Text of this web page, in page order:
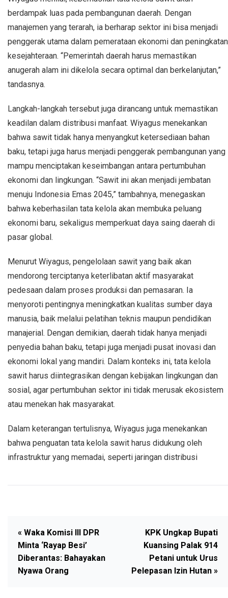
berdampak luas pada pembangunan daerah. Dengan
manajemen yang terarah, ia berharap sektor ini bisa menjadi
penggerak utama dalam pemerataan ekonomi dan peningkatan
kesejahteraan. “Pemerintah daerah harus memastikan
anugerah alam ini dikelola secara optimal dan berkelanjutan,”
tandasnya.
Langkah-langkah tersebut juga dirancang untuk memastikan
keadilan dalam distribusi manfaat. Wiyagus menekankan
bahwa sawit tidak hanya menyangkut ketersediaan bahan
baku, tetapi juga harus menjadi penggerak pembangunan yang
mampu menciptakan keseimbangan antara pertumbuhan
ekonomi dan lingkungan. “Sawit ini akan menjadi jembatan
menuju Indonesia Emas 2045,” tambahnya, menegaskan
bahwa keberhasilan tata kelola akan membuka peluang
ekonomi baru, sekaligus memperkuat daya saing daerah di
pasar global.
Menurut Wiyagus, pengelolaan sawit yang baik akan
mendorong terciptanya keterlibatan aktif masyarakat
pedesaan dalam proses produksi dan pemasaran. Ia
menyoroti pentingnya meningkatkan kualitas sumber daya
manusia, baik melalui pelatihan teknis maupun pendidikan
manajerial. Dengan demikian, daerah tidak hanya menjadi
penyedia bahan baku, tetapi juga menjadi pusat inovasi dan
ekonomi lokal yang mandiri. Dalam konteks ini, tata kelola
sawit harus diintegrasikan dengan kebijakan lingkungan dan
sosial, agar pertumbuhan sektor ini tidak merusak ekosistem
atau menekan hak masyarakat.
Dalam keterangan tertulisnya, Wiyagus juga menekankan
bahwa penguatan tata kelola sawit harus didukung oleh
infrastruktur yang memadai, seperti jaringan distribusi
« Waka Komisi III DPR
Minta ‘Rayap Besi’
Diberantas: Bahayakan
Nyawa Orang
KPK Ungkap Bupati
Kuansing Palak 914
Petani untuk Urus
Pelepasan Izin Hutan »